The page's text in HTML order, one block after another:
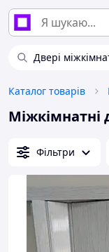
Двері
Каталог товарів
Міжкімнатні
Фільтри